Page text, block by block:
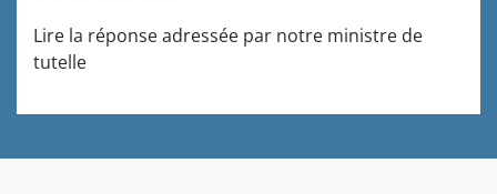
Lire la réponse adressée par notre ministre de
tutelle